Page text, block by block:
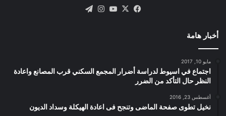
فيسبوك
X يوتيوبانستقرام
أخبار هامة
مايو 10, 2017
اجتماع في اسيوط لدراسة أضرار المجمع السكني قرب المصانع واعادة
النظر حال التأكد من الضرر
أغسطس 23, 2016
نخيل تطوى صفحة الماضى وتنجح فى اعادة الهيكلة وسداد الديون